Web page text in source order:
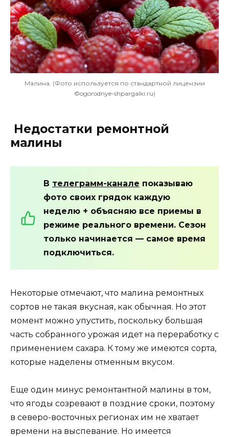
Малина. (Фото используется по стандартной лицензии
©ogorodnye-shpargalki.ru)
Недостатки ремонтной
малины
В телеграмм-канале показываю
фото своих грядок каждую
неделю + объясняю все приемы в
режиме реального времени. Сезон
только начинается — самое время
подключиться.
Некоторые отмечают, что малина ремонтных
сортов не такая вкусная, как обычная. Но этот
момент можно упустить, поскольку большая
часть собранного урожая идет на переработку с
применением сахара. К тому же имеются сорта,
которые наделены отменным вкусом.
Еще один минус ремонтантной малины в том,
что ягоды созревают в поздние сроки, поэтому
в северо-восточных регионах им не хватает
времени на выспевание. Но имеется